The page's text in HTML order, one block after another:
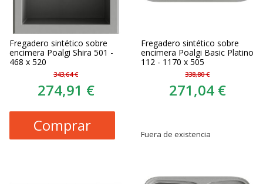
Fregadero sintético sobre
encimera Poalgi Shira 501 -
468 x 520
343,64 €
274,91 €
Comprar
Fregadero sintético sobre
encimera Poalgi Basic Platino
112 - 1170 x 505
338,80 €
271,04 €
Fuera de existencia